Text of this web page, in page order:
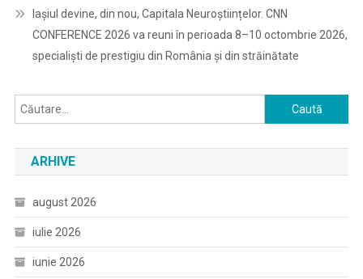
Iașiul devine, din nou, Capitala Neuroștiințelor. CNN
CONFERENCE 2026 va reuni în perioada 8–10 octombrie 2026,
specialiști de prestigiu din România și din străinătate
Caută
după:
ARHIVE
august 2026
iulie 2026
iunie 2026